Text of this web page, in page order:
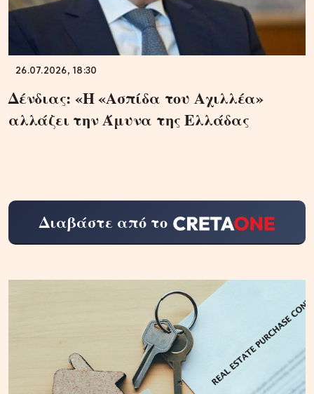
26.07.2026, 18:30
Δένδιας: «Η «Ασπίδα του Αχιλλέα»
αλλάζει την Άμυνα της Ελλάδας
Διαβάστε από το